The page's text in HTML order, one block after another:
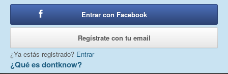
¿Qué es dontknow?
Entrar con Facebook
Regístrate con tu email
¿Ya estás registrado? Entrar